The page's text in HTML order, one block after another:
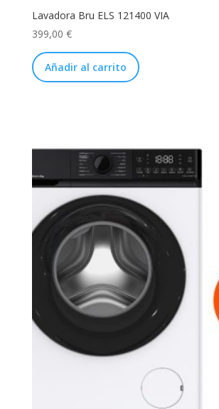
Lavadora Bru ELS 121400 VIA
399,00 €
Añadir al carrito